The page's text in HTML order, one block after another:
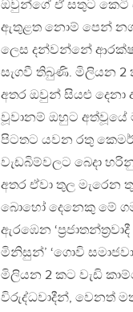
ඔවුන්ගේ ඒ සතුට කෙටි
ඇතුළත නොම් පෙන්
ලෙස දන්වන්නේ
සැගවී තිබුණි. මිලියන
අතර ඔවුන් සියළු
වූවානම් ඔහුට අත්වූයේ
පිටතට යවන රතු
වැඩබිම්වලට බෙදා
අතර ඒවා තුල මැරෙන
බොහෝ දෙනෙකු මේ
ඇරඹෙන
මිනිසුන්’ ‘ගොවි
මිලියන 2 කට වැඩි
විරුද්ධවාදීන්, වෙනත්